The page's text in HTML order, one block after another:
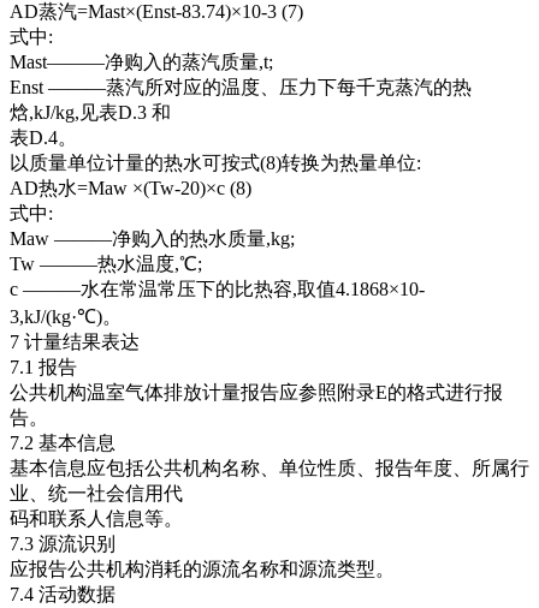
AD蒸汽=Mast×(Enst-83.74)×10-3 (7)
式中:
Mast———净购入的蒸汽质量,t;
Enst ———蒸汽所对应的温度、压力下每千克蒸汽的热
焓,kJ/kg,见表D.3 和
表D.4。
以质量单位计量的热水可按式(8)转换为热量单位:
AD热水=Maw ×(Tw-20)×c (8)
式中:
Maw ———净购入的热水质量,kg;
Tw ———热水温度,℃;
c ———水在常温常压下的比热容,取值4.1868×10-
3,kJ/(kg·℃)。
7 计量结果表达
7.1 报告
公共机构温室气体排放计量报告应参照附录E的格式进行报
告。
7.2 基本信息
基本信息应包括公共机构名称、单位性质、报告年度、所属行
业、统一社会信用代
码和联系人信息等。
7.3 源流识别
应报告公共机构消耗的源流名称和源流类型。
7.4 活动数据